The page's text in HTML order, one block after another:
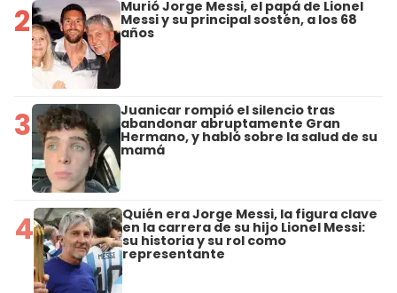
2 Murió Jorge Messi, el papá de Lionel
Messi y su principal sostén, a los 68
años
3 Juanicar rompió el silencio tras
abandonar abruptamente Gran
Hermano, y habló sobre la salud de su
mamá
4 Quién era Jorge Messi, la figura clave
en la carrera de su hijo Lionel Messi:
su historia y su rol como
representante